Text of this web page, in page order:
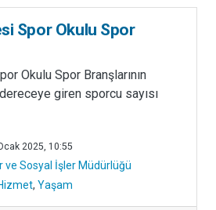
Spor Okulu Spor
Okulu Spor Branşlarının
dereceye giren sporcu sayısı
2025, 10:55
ve Sosyal İşler Müdürlüğü
, Yaşam